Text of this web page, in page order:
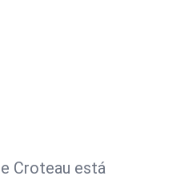
Croteau está